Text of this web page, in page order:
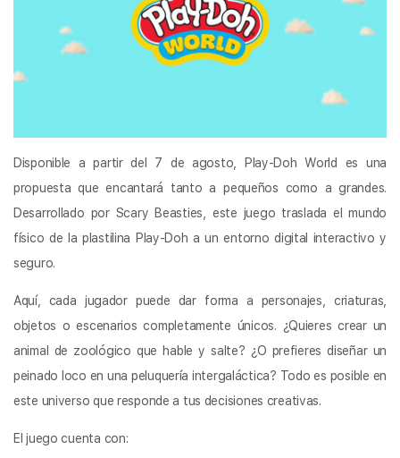
Disponible a partir del 7 de agosto, Play-Doh World es una
propuesta que encantará tanto a pequeños como a grandes.
Desarrollado por Scary Beasties, este juego traslada el mundo
físico de la plastilina Play-Doh a un entorno digital interactivo y
seguro.
Aquí, cada jugador puede dar forma a personajes, criaturas,
objetos o escenarios completamente únicos. ¿Quieres crear un
animal de zoológico que hable y salte? ¿O prefieres diseñar un
peinado loco en una peluquería intergaláctica? Todo es posible en
este universo que responde a tus decisiones creativas.
El juego cuenta con: